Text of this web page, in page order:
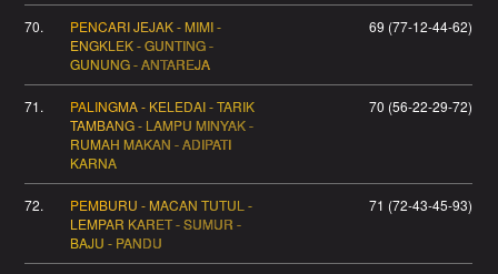
70.
PENCARI JEJAK - MIMI -
ENGKLEK - GUNTING -
GUNUNG - ANTAREJA
69 (77-12-44-62)
71.
PALINGMA - KELEDAI - TARIK
TAMBANG - LAMPU MINYAK -
RUMAH MAKAN - ADIPATI
KARNA
70 (56-22-29-72)
72.
PEMBURU - MACAN TUTUL -
LEMPAR KARET - SUMUR -
BAJU - PANDU
71 (72-43-45-93)